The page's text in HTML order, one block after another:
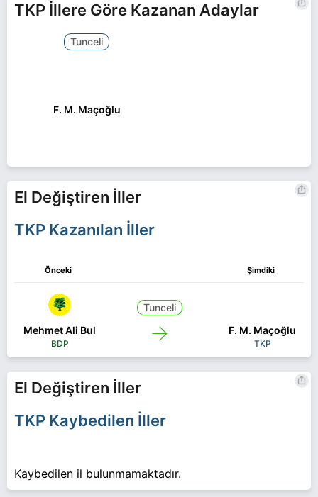
TKP İllere Göre Kazanan Adaylar
Tunceli
F. M. Maçoğlu
El Değiştiren İller
TKP Kazanılan İller
Önceki Şimdiki
Mehmet Ali Bul
BDP
Tunceli
F. M. Maçoğlu
TKP
El Değiştiren İller
TKP Kaybedilen İller
Kaybedilen il bulunmamaktadır.